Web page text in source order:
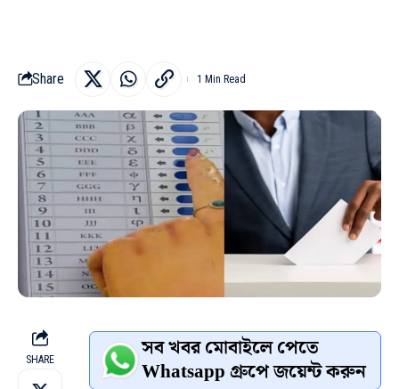
Share 1 Min Read
SHARE সব খবর মোবাইলে পেতে
Whatsapp গ্রুপে জয়েন্ট করুন